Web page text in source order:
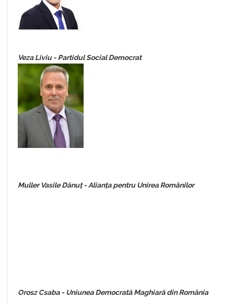
Veza Liviu - Partidul Social Democrat
Muller Vasile Dănuț - Alianța pentru Unirea Românilor
Orosz Csaba - Uniunea Democrată Maghiară din România